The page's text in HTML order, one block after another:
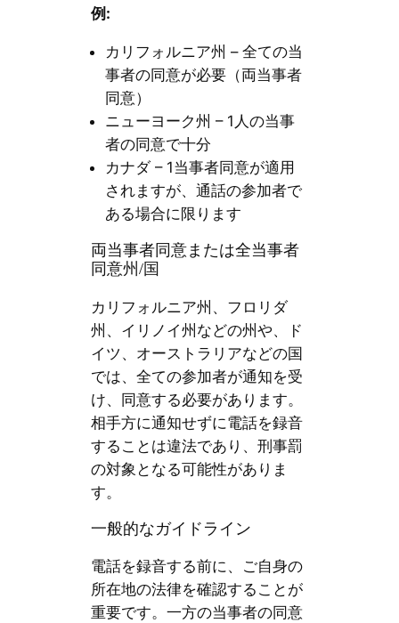
例:
カリフォルニア州 – 全ての当
事者の同意が必要（両当事者
同意）
ニューヨーク州 – 1人の当事
者の同意で十分
カナダ – 1当事者同意が適用
されますが、通話の参加者で
ある場合に限ります
両当事者同意または全当事者
同意州/国
カリフォルニア州、フロリダ
州、イリノイ州などの州や、ド
イツ、オーストラリアなどの国
では、全ての参加者が通知を受
け、同意する必要があります。
相手方に通知せずに電話を録音
することは違法であり、刑事罰
の対象となる可能性がありま
す。
一般的なガイドライン
電話を録音する前に、ご自身の
所在地の法律を確認することが
重要です。一方の当事者の同意